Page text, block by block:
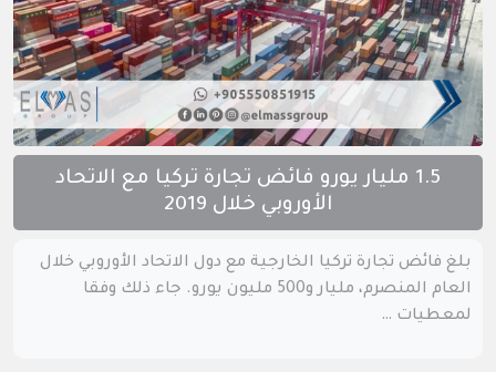
1.5 مليار يورو فائض تجارة تركيا مع الاتحاد
الأوروبي خلال 2019
بلغ فائض تجارة تركيا الخارجية مع دول الاتحاد الأوروبي خلال
العام المنصرم، مليار و500 مليون يورو. جاء ذلك وفقا
لمعطيات …